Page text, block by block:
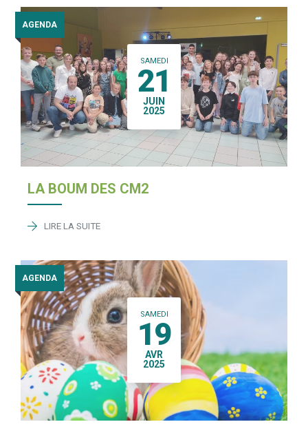
SAMEDI
21
JUIN
2025
AGENDA
LA BOUM DES CM2
LIRE LA SUITE
SAMEDI
19
AVR
2025
AGENDA